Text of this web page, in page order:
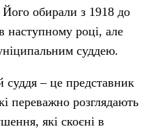
обирали з 1918 до
році, але
суддею.
– це представник
переважно розглядають
які скоєні в